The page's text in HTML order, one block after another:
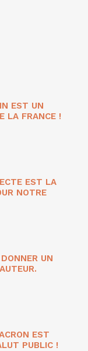
EST UN
LA FRANCE !
EST LA
NOTRE
UN
EST
PUBLIC !